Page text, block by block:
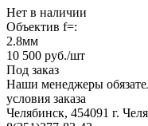
Нет в наличии
Объектив f=:
2.8мм
10 500 руб./шт
Под заказ
Наши менеджеры
условия заказа
Челябинск, 454091 г.